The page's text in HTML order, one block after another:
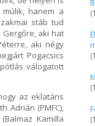
hanem a
stáb tud
aki hat
aki négy
Pogacsics
válogatott
az eklatáns
Adrián (PMFC),
Kamilla